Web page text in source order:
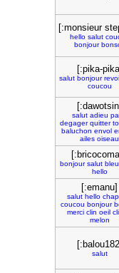
[:monsieur
hello salut
bonjour
[:pika-
salut bonjour
coucou
salut adieu
degager quitter
baluchon envol
ailes oiseau
bonjour salut bleu
hello
[:emanu]
salut hello
coucou bonjour
merci clin oeil
melon
salut